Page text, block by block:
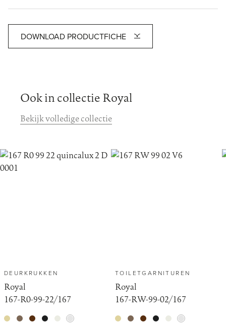
DOWNLOAD PRODUCTFICHE
Ook in collectie Royal
Bekijk volledige collectie
DEURKRUKKEN
Royal
167-R0-99-22/167
TOILETGARNITUREN
Royal
167-RW-99-02/167